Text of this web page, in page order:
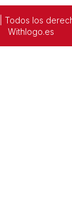
los
Withlogo.es